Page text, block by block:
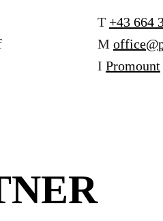
T +43 664
M
I Promount